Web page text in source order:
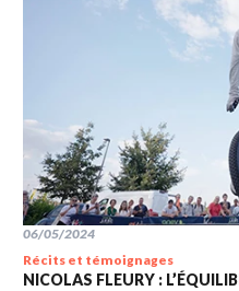
06/05/2024
Récits et témoignages
NICOLAS FLEURY :